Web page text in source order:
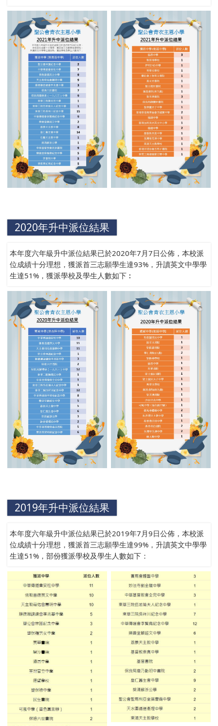
2020年升中派位結果
本年度六年級升中派位結果已於2020年7月7日公佈，本校派
位成績十分理想，獲派首三志願學生達93%，升讀英文中學學
生達51%，獲派學校及學生人數如下︰
2019年升中派位結果
本年度六年級升中派位結果已於2019年7月9日公佈，本校派
位成績十分理想，獲派首三志願學生達99%，升讀英文中學學
生達51%，部份獲派學校及學生人數如下：